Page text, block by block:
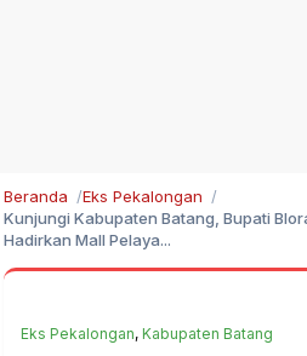
Beranda
Eks Pekalongan
Kunjungi Kabupaten Batang, Bupati
Hadirkan Mall Pelaya...
Eks Pekalongan, Kabupaten Batang